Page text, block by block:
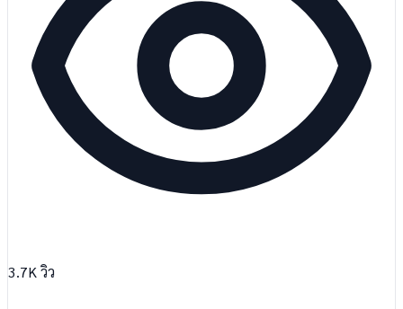
3.7K วิว